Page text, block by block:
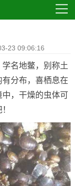
23 09:06:16
名地鳖，别称土
分布，喜栖息在
，干燥的虫体可